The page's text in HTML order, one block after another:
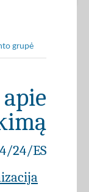
grupė
24/ES